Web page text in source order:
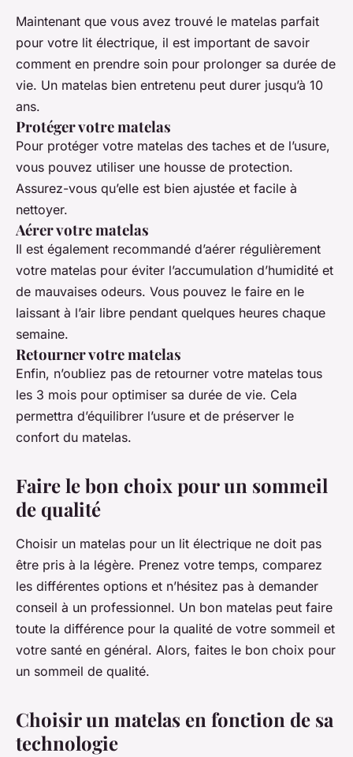
Maintenant que vous avez trouvé le matelas parfait
pour votre lit électrique, il est important de savoir
comment en prendre soin pour prolonger sa durée de
vie. Un matelas bien entretenu peut durer jusqu’à 10
ans.
Protéger votre matelas
Pour protéger votre matelas des taches et de l’usure,
vous pouvez utiliser une housse de protection.
Assurez-vous qu’elle est bien ajustée et facile à
nettoyer.
Aérer votre matelas
Il est également recommandé d’aérer régulièrement
votre matelas pour éviter l’accumulation d’humidité et
de mauvaises odeurs. Vous pouvez le faire en le
laissant à l’air libre pendant quelques heures chaque
semaine.
Retourner votre matelas
Enfin, n’oubliez pas de retourner votre matelas tous
les 3 mois pour optimiser sa durée de vie. Cela
permettra d’équilibrer l’usure et de préserver le
confort du matelas.
Faire le bon choix pour un sommeil
de qualité
Choisir un matelas pour un lit électrique ne doit pas
être pris à la légère. Prenez votre temps, comparez
les différentes options et n’hésitez pas à demander
conseil à un professionnel. Un bon matelas peut faire
toute la différence pour la qualité de votre sommeil et
votre santé en général. Alors, faites le bon choix pour
un sommeil de qualité.
Choisir un matelas en fonction de sa
technologie